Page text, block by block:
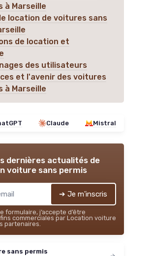
à Marseille
location de voitures sans
de location et
des utilisateurs
et l'avenir des voitures
à Marseille
Claude Mistral
dernières actualités de
voiture sans permis
➔ Je m'inscris
formulaire, j’accepte d’être
commerciales par Location voiture
partenaires.
sans permis